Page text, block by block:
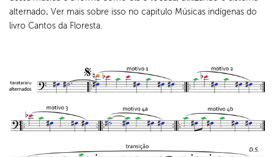
alternado. Ver mais sobre isso no capitulo Músicas indígenas do
livro Cantos da Floresta.